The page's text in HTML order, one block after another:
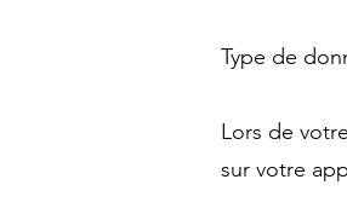
Type de
Lors de
sur votre